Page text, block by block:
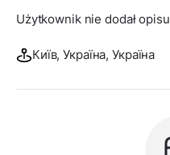
Użytkownik nie dodał opisu
Київ, Україна, Україна